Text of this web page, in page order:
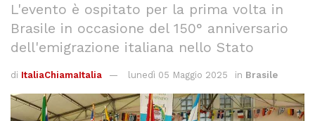
L'evento è ospitato per la prima volta in
Brasile in occasione del 150° anniversario
dell'emigrazione italiana nello Stato
di ItaliaChiamaItalia lunedì 05 Maggio 2025 in Brasile